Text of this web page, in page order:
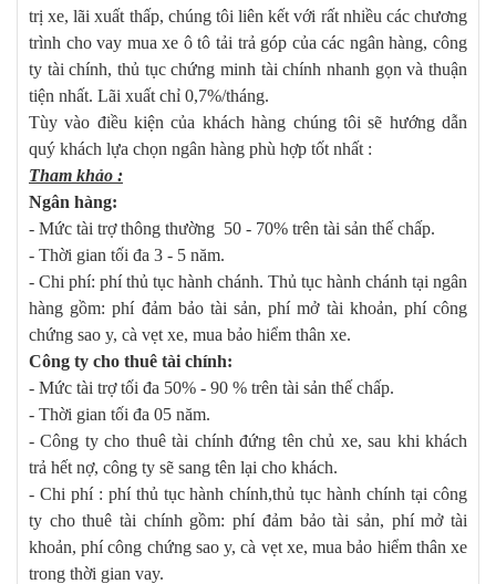
trị xe, lãi xuất thấp, chúng tôi liên kết với rất nhiều các chương
trình cho vay mua xe ô tô tải trả góp của các ngân hàng, công
ty tài chính, thủ tục chứng minh tài chính nhanh gọn và thuận
tiện nhất. Lãi xuất chỉ 0,7%/tháng.
Tùy vào điều kiện của khách hàng chúng tôi sẽ hướng dẫn
quý khách lựa chọn ngân hàng phù hợp tốt nhất :
Tham khảo :
Ngân hàng:
- Mức tài trợ thông thường 50 - 70% trên tài sản thế chấp.
- Thời gian tối đa 3 - 5 năm.
- Chi phí: phí thủ tục hành chánh. Thủ tục hành chánh tại ngân
hàng gồm: phí đảm bảo tài sản, phí mở tài khoản, phí công
chứng sao y, cà vẹt xe, mua bảo hiểm thân xe.
Công ty cho thuê tài chính:
- Mức tài trợ tối đa 50% - 90 % trên tài sản thế chấp.
- Thời gian tối đa 05 năm.
- Công ty cho thuê tài chính đứng tên chủ xe, sau khi khách
trả hết nợ, công ty sẽ sang tên lại cho khách.
- Chi phí : phí thủ tục hành chính,thủ tục hành chính tại công
ty cho thuê tài chính gồm: phí đảm bảo tài sản, phí mở tài
khoản, phí công chứng sao y, cà vẹt xe, mua bảo hiểm thân xe
trong thời gian vay.